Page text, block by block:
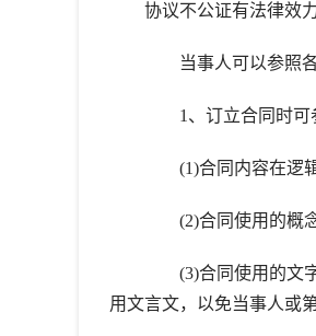
协议不公证有法律效
当事人可以参照各
1、订立合同时可参
(1)合同内容在逻辑
(2)合同使用的概念
(3)合同使用的文字
用文言文，以免当事人或